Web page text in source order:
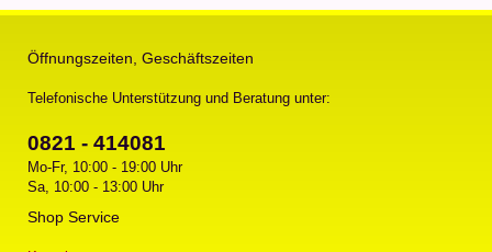
Öffnungszeiten, Geschäftszeiten
Telefonische Unterstützung und Beratung unter:
0821 - 414081
Mo-Fr, 10:00 - 19:00 Uhr
Sa, 10:00 - 13:00 Uhr
Shop Service